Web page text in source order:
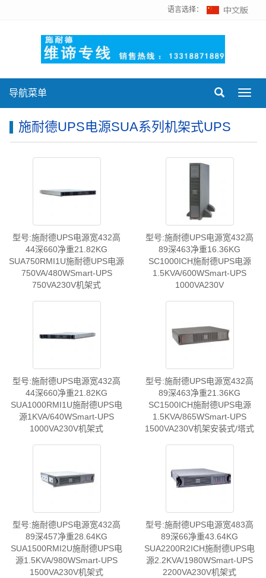
语言选择：
导航菜单
施耐德UPS电源SUA系列机架式UPS
型号:施耐德UPS电源宽432高
44深660净重21.82KG
SUA750RMI1U施耐德UPS电源
750VA/480WSmart-UPS
750VA230V机架式
型号:施耐德UPS电源宽432高
89深463净重16.36KG
SC1000ICH施耐德UPS电源
1.5KVA/600WSmart-UPS
1000VA230V
型号:施耐德UPS电源宽432高
44深660净重21.82KG
SUA1000RMI1U施耐德UPS电
源1KVA/640WSmart-UPS
1000VA230V机架式
型号:施耐德UPS电源宽432高
89深463净重21.36KG
SC1500ICH施耐德UPS电源
1.5KVA/865WSmart-UPS
1500VA230V机架安装式/塔式
型号:施耐德UPS电源宽432高
89深457净重28.64KG
SUA1500RMI2U施耐德UPS电
源1.5KVA/980WSmart-UPS
1500VA230V机架式
型号:施耐德UPS电源宽483高
89深66净重43.64KG
SUA2200R2ICH施耐德UPS电
源2.2KVA/1980WSmart-UPS
2200VA230V机架式